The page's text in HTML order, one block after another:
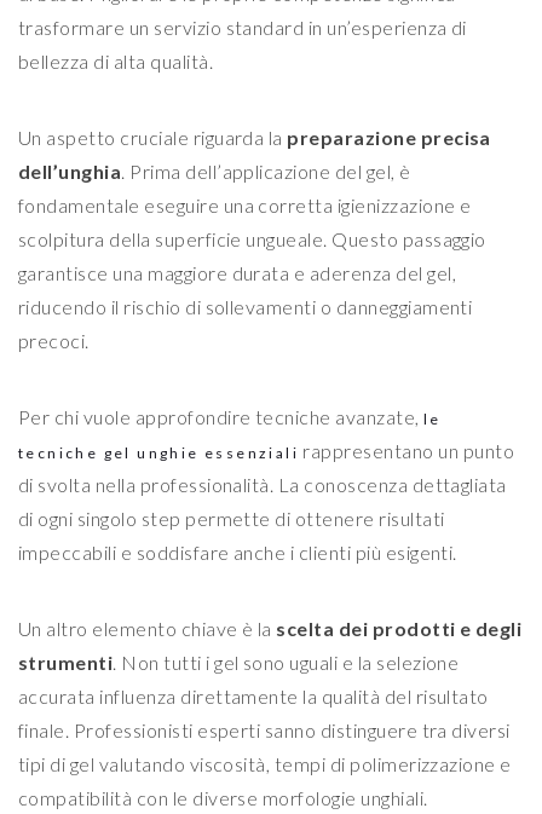
trasformare un servizio standard in un’esperienza di
bellezza di alta qualità.
Un aspetto cruciale riguarda la preparazione precisa
dell’unghia. Prima dell’applicazione del gel, è
fondamentale eseguire una corretta igienizzazione e
scolpitura della superficie ungueale. Questo passaggio
garantisce una maggiore durata e aderenza del gel,
riducendo il rischio di sollevamenti o danneggiamenti
precoci.
Per chi vuole approfondire tecniche avanzate,le
tecniche gel unghie essenziali rappresentano un punto
di svolta nella professionalità. La conoscenza dettagliata
di ogni singolo step permette di ottenere risultati
impeccabili e soddisfare anche i clienti più esigenti.
Un altro elemento chiave è la scelta dei prodotti e degli
strumenti. Non tutti i gel sono uguali e la selezione
accurata influenza direttamente la qualità del risultato
finale. Professionisti esperti sanno distinguere tra diversi
tipi di gel valutando viscosità, tempi di polimerizzazione e
compatibilità con le diverse morfologie unghiali.